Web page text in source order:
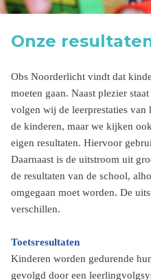
Onze
Obs Noorderlicht vindt dat
moeten gaan. Naast plezier
volgen wij de leerprestaties
de kinderen, maar we kijken
eigen resultaten. Hiervoor
Daarnaast is de uitstroom uit
de resultaten van de school,
omgegaan moet worden. De
verschillen.
Toetsresultaten
Kinderen worden gedurende
gevolgd door een